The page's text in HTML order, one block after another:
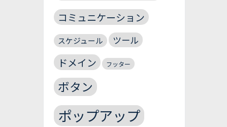
コミュニケーション
スケジュール ツール
ドメイン フッター
ボタン
ポップアップ